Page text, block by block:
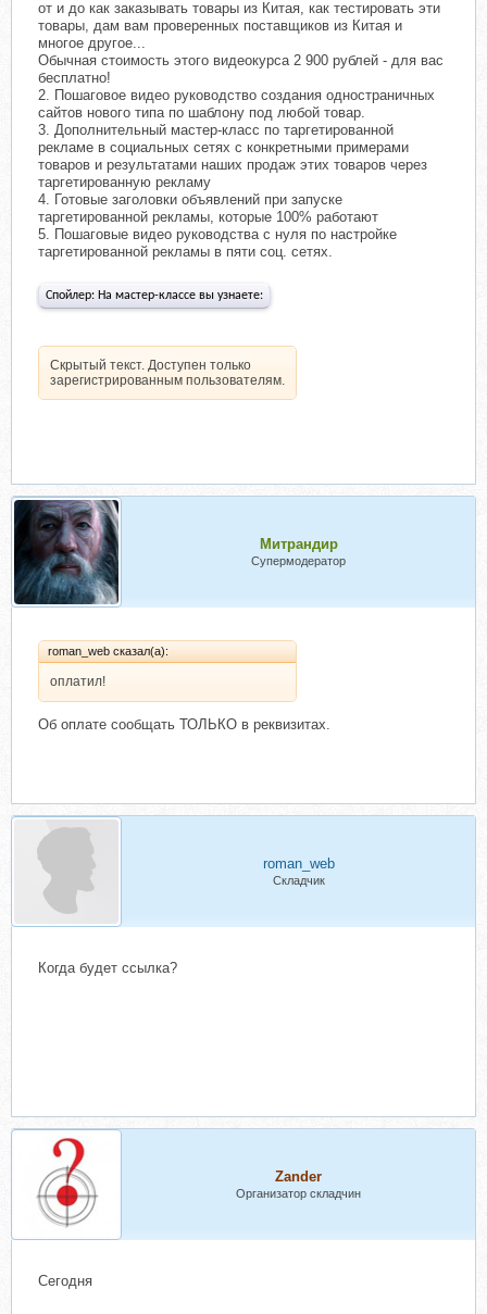
от и до как заказывать товары из Китая, как тестировать эти
товары, дам вам проверенных поставщиков из Китая и
многое другое...
Обычная стоимость этого видеокурса 2 900 рублей - для вас
бесплатно!
2. Пошаговое видео руководство создания одностраничных
сайтов нового типа по шаблону под любой товар.
3. Дополнительный мастер-класс по таргетированной
рекламе в социальных сетях с конкретными примерами
товаров и результатами наших продаж этих товаров через
таргетированную рекламу
4. Готовые заголовки объявлений при запуске
таргетированной рекламы, которые 100% работают
5. Пошаговые видео руководства с нуля по настройке
таргетированной рекламы в пяти соц. сетях.
Спойлер: На мастер-классе вы узнаете:
Скрытый текст. Доступен только
зарегистрированным пользователям.
Митрандир
Супермодератор
roman_web сказал(а):
оплатил!
Об оплате сообщать ТОЛЬКО в реквизитах.
roman_web
Складчик
Когда будет ссылка?
Zander
Организатор складчин
Сегодня